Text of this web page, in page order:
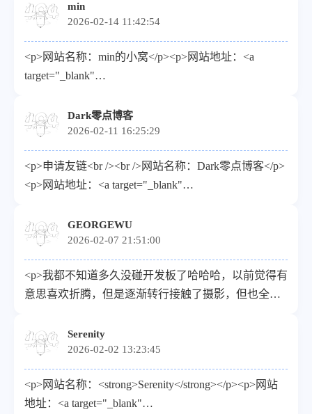
min
2026-02-14 11:42:54
<p>网站名称：min的小窝</p><p>网站地址：<a
target="_blank"
</p><p>头像地址（请使用HTTPS链接）：<a
target="_blank"
href="https://djkl.qzz.io/file/
</p><p>描述：分享技术创新，记录生活点滴</p>
Dark零点博客
2026-02-11 16:25:29
<p>申请友链<br /><br />网站名称：Dark零点博客</p>
<p>网站地址：<a target="_blank"
</p><p>头像地址：<a target="_blank"
href="https://www.tenca.cn/images/avatar.webp">https://
</p><p>描述：记录小众热爱与生活碎片</p>
GEORGEWU
2026-02-07 21:51:00
<p>我都不知道多久没碰开发板了哈哈哈，以前觉得有
意思喜欢折腾，但是逐渐转行接触了摄影，但也全都
Serenity
2026-02-02 13:23:45
<p>网站名称：<strong>Serenity</strong></p><p>网站
地址：<a target="_blank"